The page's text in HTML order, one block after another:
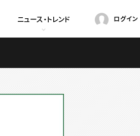
ニュース・トレンド ログイン